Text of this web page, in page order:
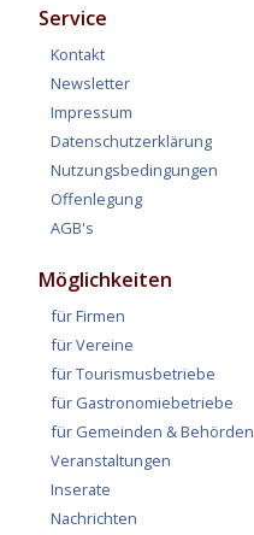
Service
Kontakt
Newsletter
Impressum
Datenschutzerklärung
Nutzungsbedingungen
Offenlegung
AGB's
Möglichkeiten
für Firmen
für Vereine
für Tourismusbetriebe
für Gastronomiebetriebe
für Gemeinden & Behörden
Veranstaltungen
Inserate
Nachrichten